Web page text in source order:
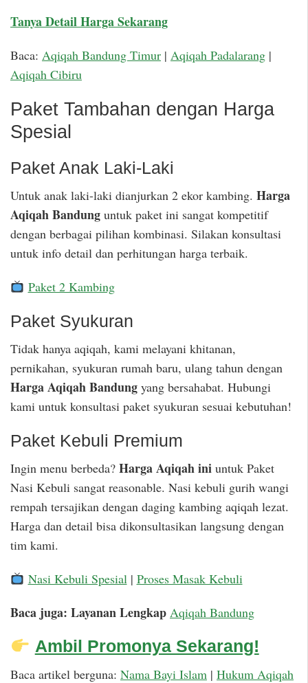
Tanya Detail Harga Sekarang
Baca: Aqiqah Bandung Timur | Aqiqah Padalarang |
Aqiqah Cibiru
Paket Tambahan dengan Harga
Spesial
Paket Anak Laki-Laki
Untuk anak laki-laki dianjurkan 2 ekor kambing. Harga
Aqiqah Bandung untuk paket ini sangat kompetitif
dengan berbagai pilihan kombinasi. Silakan konsultasi
untuk info detail dan perhitungan harga terbaik.
Paket 2 Kambing
Paket Syukuran
Tidak hanya aqiqah, kami melayani khitanan,
pernikahan, syukuran rumah baru, ulang tahun dengan
Harga Aqiqah Bandung yang bersahabat. Hubungi
kami untuk konsultasi paket syukuran sesuai kebutuhan!
Paket Kebuli Premium
Ingin menu berbeda? Harga Aqiqah ini untuk Paket
Nasi Kebuli sangat reasonable. Nasi kebuli gurih wangi
rempah tersajikan dengan daging kambing aqiqah lezat.
Harga dan detail bisa dikonsultasikan langsung dengan
tim kami.
Nasi Kebuli Spesial| Proses Masak Kebuli
Baca juga: Layanan Lengkap Aqiqah Bandung
Ambil Promonya Sekarang!
Baca artikel berguna: Nama Bayi Islam | Hukum Aqiqah